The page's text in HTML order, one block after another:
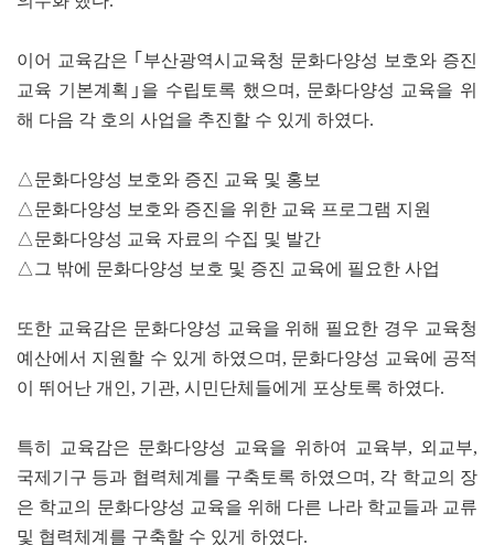
이어 교육감은 ｢부산광역시교육청 문화다양성 보호와 증진
교육 기본계획｣을 수립토록 했으며, 문화다양성 교육을 위
해 다음 각 호의 사업을 추진할 수 있게 하였다.
△문화다양성 보호와 증진 교육 및 홍보
△문화다양성 보호와 증진을 위한 교육 프로그램 지원
△문화다양성 교육 자료의 수집 및 발간
△그 밖에 문화다양성 보호 및 증진 교육에 필요한 사업
또한 교육감은 문화다양성 교육을 위해 필요한 경우 교육청
예산에서 지원할 수 있게 하였으며, 문화다양성 교육에 공적
이 뛰어난 개인, 기관, 시민단체들에게 포상토록 하였다.
특히 교육감은 문화다양성 교육을 위하여 교육부, 외교부,
국제기구 등과 협력체계를 구축토록 하였으며, 각 학교의 장
은 학교의 문화다양성 교육을 위해 다른 나라 학교들과 교류
및 협력체계를 구축할 수 있게 하였다.